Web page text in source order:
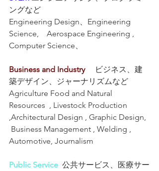
ングなど
Engineering Design、Engineering
Science,　Aerospace Engineering ,
Computer Science、
Business and Industry
ビジネス、建
築デザイン、ジャーナリズムなど
Agriculture Food and Natural
Resources  , Livestock Production
,Architectural Design , Graphic Design,
Business Management , Welding ,
Automotive, Journalism
Public Service 公共サービス、医療サー